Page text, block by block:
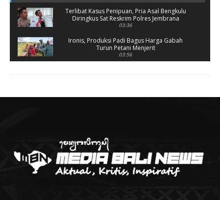
Terlibat Kasus Penipuan, Pria Asal Bengkulu
Diringkus Sat Reskrim Polres Jembrana
03:36
Ironis, Produksi Padi Bagus Harga Gabah
Turun Petani Menjerit
03:56
Polres Jembrana Bekuk Pelaku Pencurian
Ungkap Penyebab Kebakaran Pasar Lelateng,
Polda Bali Terjunkan Tim Labfor
02:57